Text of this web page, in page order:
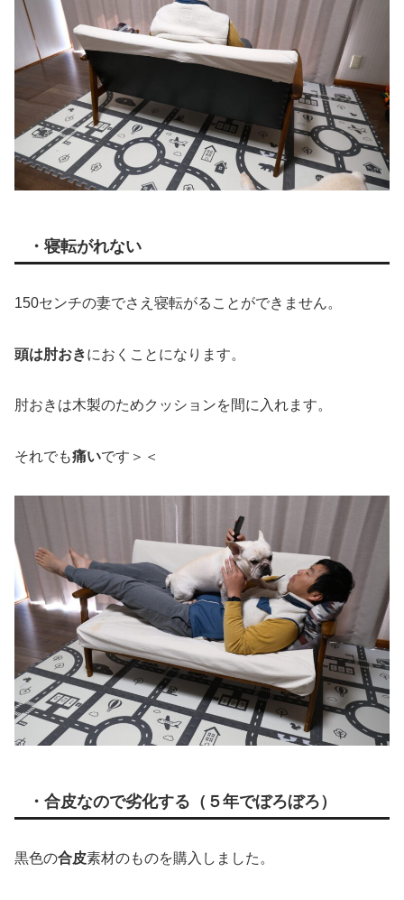
・寝転がれない
150センチの妻でさえ寝転がることができません。
頭は肘おきにおくことになります。
肘おきは木製のためクッションを間に入れます。
それでも痛いです＞＜
・合皮なので劣化する（５年でぼろぼろ）
黒色の合皮素材のものを購入しました。